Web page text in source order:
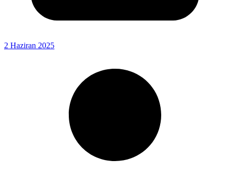
2 Haziran 2025